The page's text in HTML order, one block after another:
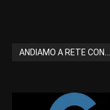
ANDIAMO A RETE CON...